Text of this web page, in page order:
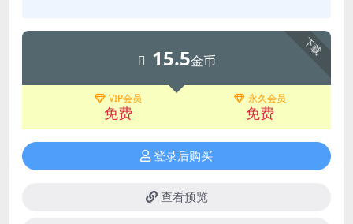
下载
15.5金币
VIP会员
免费
永久会员
免费
登录后购买
查看预览